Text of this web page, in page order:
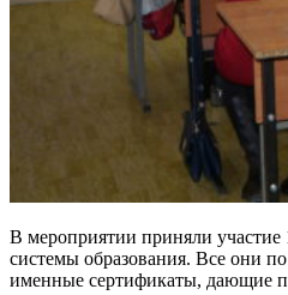
В мероприятии приняли участие
системы образования. Все они
именные сертификаты, дающие